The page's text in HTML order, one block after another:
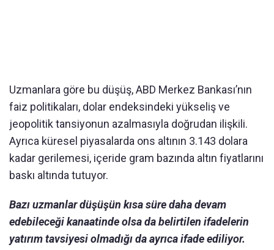
Uzmanlara göre bu düşüş, ABD Merkez Bankası’nın
faiz politikaları, dolar endeksindeki yükseliş ve
jeopolitik tansiyonun azalmasıyla doğrudan ilişkili.
Ayrıca küresel piyasalarda ons altının 3.143 dolara
kadar gerilemesi, içeride gram bazında altın fiyatlarını
baskı altında tutuyor.
Bazı uzmanlar düşüşün kısa süre daha devam
edebileceği kanaatinde olsa da belirtilen ifadelerin
yatırım tavsiyesi olmadığı da ayrıca ifade ediliyor.